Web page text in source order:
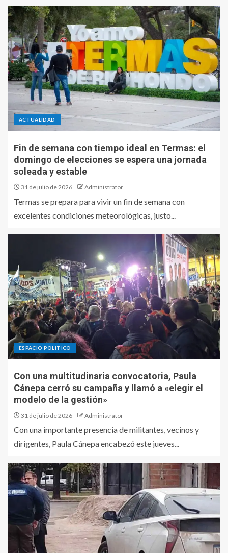
ACTUALIDAD
Fin de semana con tiempo ideal en Termas: el
domingo de elecciones se espera una jornada
soleada y estable
31 de julio de 2026 Administrator
Termas se prepara para vivir un fin de semana con
excelentes condiciones meteorológicas, justo...
ESPACIO POLITICO
Con una multitudinaria convocatoria, Paula
Cánepa cerró su campaña y llamó a «elegir el
modelo de la gestión»
31 de julio de 2026 Administrator
Con una importante presencia de militantes, vecinos y
dirigentes, Paula Cánepa encabezó este jueves...